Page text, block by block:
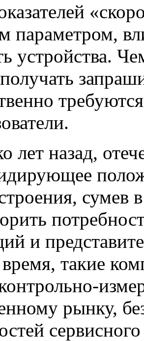
параметром,
устройства.
лет назад,
сумев
и
такие
рынку,